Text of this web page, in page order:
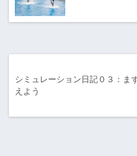
シミュレーション日記０３：ま
えよう